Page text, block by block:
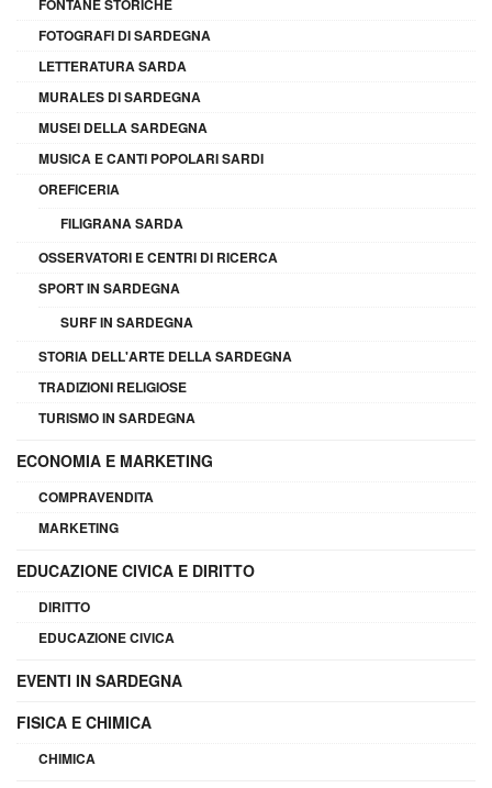
FONTANE STORICHE
FOTOGRAFI DI SARDEGNA
LETTERATURA SARDA
MURALES DI SARDEGNA
MUSEI DELLA SARDEGNA
MUSICA E CANTI POPOLARI SARDI
OREFICERIA
FILIGRANA SARDA
OSSERVATORI E CENTRI DI RICERCA
SPORT IN SARDEGNA
SURF IN SARDEGNA
STORIA DELL'ARTE DELLA SARDEGNA
TRADIZIONI RELIGIOSE
TURISMO IN SARDEGNA
ECONOMIA E MARKETING
COMPRAVENDITA
MARKETING
EDUCAZIONE CIVICA E DIRITTO
DIRITTO
EDUCAZIONE CIVICA
EVENTI IN SARDEGNA
FISICA E CHIMICA
CHIMICA